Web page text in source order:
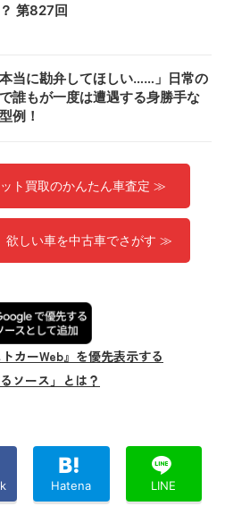
第827回
本当に勘弁してほしい……」日常の
誰もが一度は遭遇する身勝手な
例！
ト買取のかんたん車査定 ≫
欲しい車を中古車でさがす ≫
カーWeb』を優先表示する
るソース」とは？
Hatena LINE